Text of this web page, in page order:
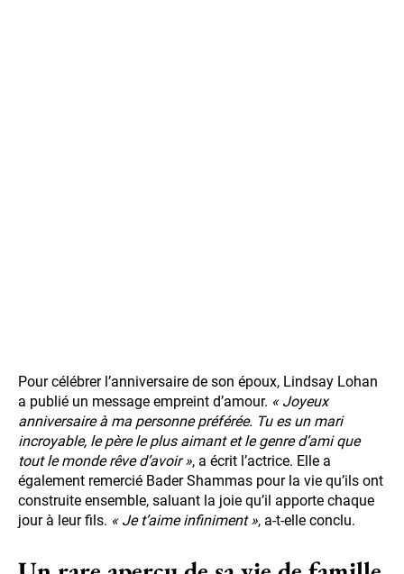
Pour célébrer l’anniversaire de son époux, Lindsay Lohan
a publié un message empreint d’amour. « Joyeux
anniversaire à ma personne préférée. Tu es un mari
incroyable, le père le plus aimant et le genre d’ami que
tout le monde rêve d’avoir », a écrit l’actrice. Elle a
également remercié Bader Shammas pour la vie qu’ils ont
construite ensemble, saluant la joie qu’il apporte chaque
jour à leur fils. « Je t’aime infiniment », a-t-elle conclu.